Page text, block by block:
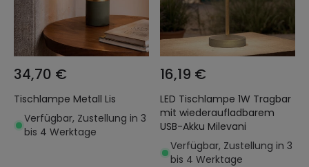
34,70 €
Tischlampe Metall Lis
Verfügbar, Zustellung in 3
bis 4 Werktage
16,19 €
LED Tischlampe 1W Tragbar
mit wiederaufladbarem
USB-Akku Milevani
Verfügbar, Zustellung in 3
bis 4 Werktage